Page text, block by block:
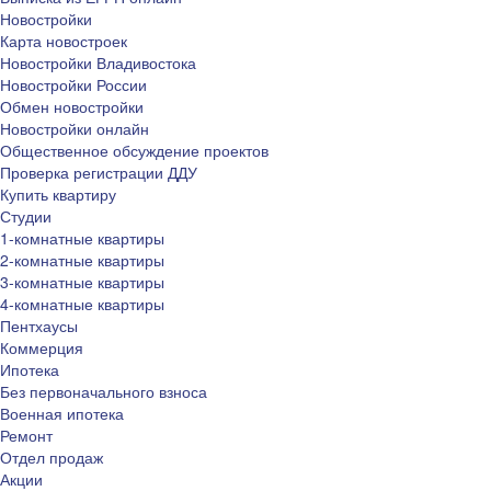
Новостройки
Карта новостроек
Новостройки Владивостока
Новостройки России
Обмен новостройки
Новостройки онлайн
Общественное обсуждение проектов
Проверка регистрации ДДУ
Купить квартиру
Студии
1-комнатные квартиры
2-комнатные квартиры
3-комнатные квартиры
4-комнатные квартиры
Пентхаусы
Коммерция
Ипотека
Без первоначального взноса
Военная ипотека
Ремонт
Отдел продаж
Акции